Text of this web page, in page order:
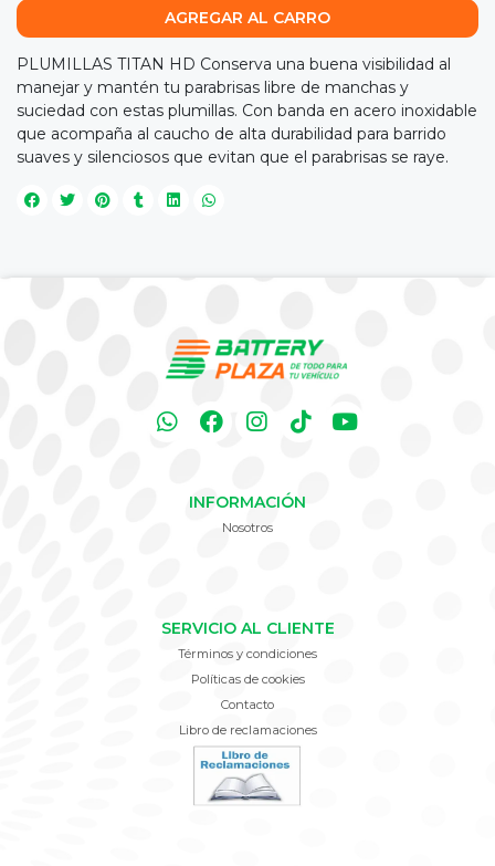
AGREGAR AL CARRO
PLUMILLAS TITAN HD Conserva una buena visibilidad al
manejar y mantén tu parabrisas libre de manchas y
suciedad con estas plumillas. Con banda en acero inoxidable
que acompaña al caucho de alta durabilidad para barrido
suaves y silenciosos que evitan que el parabrisas se raye.
INFORMACIÓN
Nosotros
SERVICIO AL CLIENTE
Términos y condiciones
Políticas de cookies
Contacto
Libro de reclamaciones